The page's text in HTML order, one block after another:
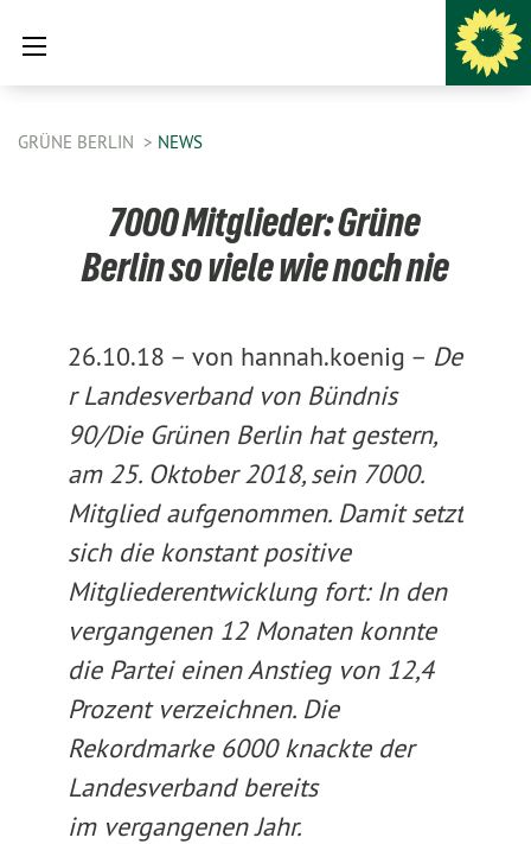
GRÜNE BERLIN NEWS
7000 Mitglieder: Grüne
Berlin so viele wie noch nie
26.10.18 – von hannah.koenig – De
r Landesverband von Bündnis
90/Die Grünen Berlin hat gestern,
am 25. Oktober 2018, sein 7000.
Mitglied aufgenommen. Damit setzt
sich die konstant positive
Mitgliederentwicklung fort: In den
vergangenen 12 Monaten konnte
die Partei einen Anstieg von 12,4
Prozent verzeichnen. Die
Rekordmarke 6000 knackte der
Landesverband bereits
im vergangenen Jahr.